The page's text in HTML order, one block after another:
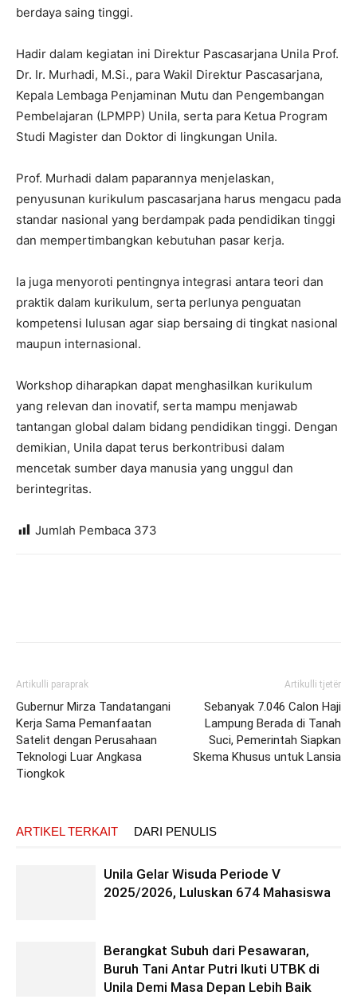
berdaya saing tinggi.
Hadir dalam kegiatan ini Direktur Pascasarjana Unila Prof.
Dr. Ir. Murhadi, M.Si., para Wakil Direktur Pascasarjana,
Kepala Lembaga Penjaminan Mutu dan Pengembangan
Pembelajaran (LPMPP) Unila, serta para Ketua Program
Studi Magister dan Doktor di lingkungan Unila.
Prof. Murhadi dalam paparannya menjelaskan,
penyusunan kurikulum pascasarjana harus mengacu pada
standar nasional yang berdampak pada pendidikan tinggi
dan mempertimbangkan kebutuhan pasar kerja.
Ia juga menyoroti pentingnya integrasi antara teori dan
praktik dalam kurikulum, serta perlunya penguatan
kompetensi lulusan agar siap bersaing di tingkat nasional
maupun internasional.
Workshop diharapkan dapat menghasilkan kurikulum
yang relevan dan inovatif, serta mampu menjawab
tantangan global dalam bidang pendidikan tinggi. Dengan
demikian, Unila dapat terus berkontribusi dalam
mencetak sumber daya manusia yang unggul dan
berintegritas.
Jumlah Pembaca 373
Artikulli paraprak
Gubernur Mirza Tandatangani
Kerja Sama Pemanfaatan
Satelit dengan Perusahaan
Teknologi Luar Angkasa
Tiongkok
Artikulli tjetër
Sebanyak 7.046 Calon Haji
Lampung Berada di Tanah
Suci, Pemerintah Siapkan
Skema Khusus untuk Lansia
ARTIKEL TERKAIT DARI PENULIS
Unila Gelar Wisuda Periode V
2025/2026, Luluskan 674 Mahasiswa
Berangkat Subuh dari Pesawaran,
Buruh Tani Antar Putri Ikuti UTBK di
Unila Demi Masa Depan Lebih Baik